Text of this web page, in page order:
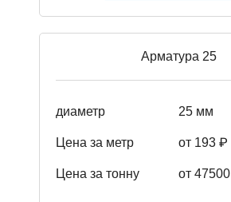
Арматура 25
диаметр 25 мм
Цена за метр от 193 ₽
Цена за тонну от 47500